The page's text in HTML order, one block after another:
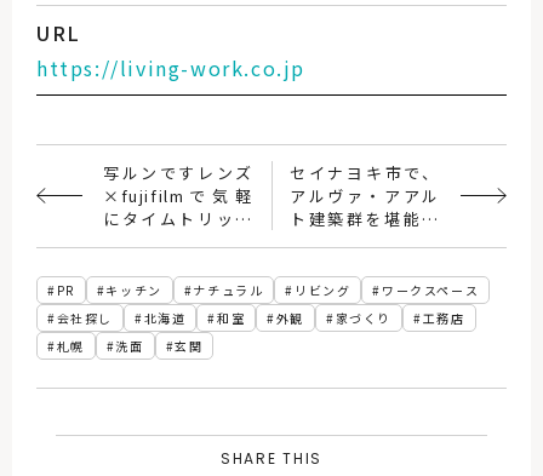
URL
https://living-work.co.jp
写ルンですレンズ
×fujifilmで気軽
にタイムトリップ
セイナヨキ市で、
アルヴァ・アアル
ト建築群を堪能す
PR キッチン ナチュラル リビング
ワークスペース
会社探し
北海道 和室 外観 家づくり
工務店
札幌
洗面 玄関
SHARE THIS